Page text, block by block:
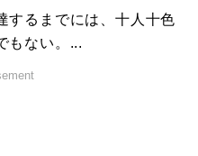
るまでには、十人十色
もない。...